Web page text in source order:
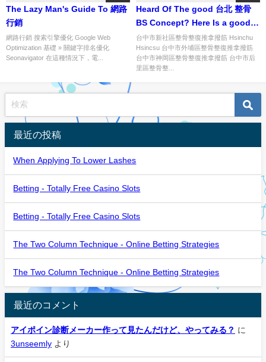
The Lazy Man's Guide To 網路
行銷
網路行銷 搜索引擎優化 Google Web
Optimization 基礎 » 關鍵字排名優化
Seonavigator 在這種情況下，電...
Heard Of The good 台北 整骨
BS Concept? Here Is a good
Instance
台中市新社區整骨整復推拿撥筋 Hsinchu
Hsincsu 台中市外埔區整骨整復推拿撥筋
台中市神岡區整骨整復推拿撥筋 台中市后
里區整骨整...
最近の投稿
When Applying To Lower Lashes
Betting - Totally Free Casino Slots
Betting - Totally Free Casino Slots
The Two Column Technique - Online Betting Strategies
The Two Column Technique - Online Betting Strategies
最近のコメント
アイポイン診断メーカー作って見たんだけど、やってみる？ に
3unseemly より